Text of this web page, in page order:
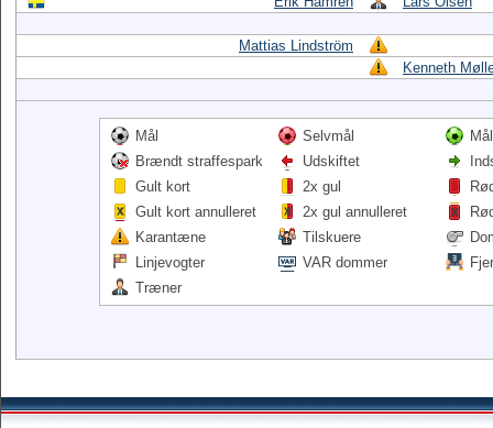
Mattias Lindström
Kenneth
Mål Selvmål
Brændt straffespark
Udskiftet
Gult kort
2x gul
Gult kort annulleret
2x gul annulleret
Karantæne
Tilskuere
Linjevogter
VAR dommer
Træner